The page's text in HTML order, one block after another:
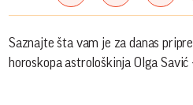
Saznajte šta vam je za danas
horoskopa astrološkinja Olga Savić